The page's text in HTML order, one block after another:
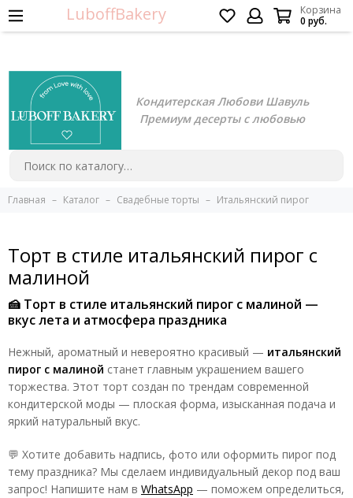
Кондитерская Любови Шавуль
Премиум десерты с любовью
LuboffBakery
Корзина
0 руб.
Главная Каталог Свадебные торты Итальянский пирог
Торт в стиле итальянский пирог с
малиной
🍰 Торт в стиле итальянский пирог с малиной —
вкус лета и атмосфера праздника
Нежный, ароматный и невероятно красивый — итальянский
пирог с малиной станет главным украшением вашего
торжества. Этот торт создан по трендам современной
кондитерской моды — плоская форма, изысканная подача и
яркий натуральный вкус.
💬 Хотите добавить надпись, фото или оформить пирог под
тему праздника? Мы сделаем индивидуальный декор под ваш
запрос! Напишите нам в WhatsApp — поможем определиться,